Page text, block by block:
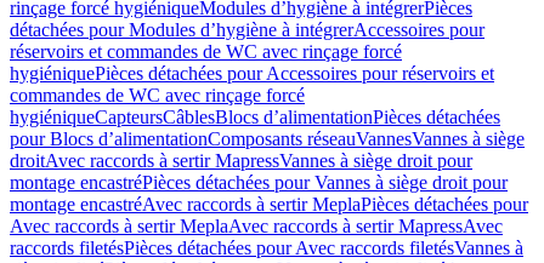
rinçage forcé hygiéniqueModules d’hygiène à intégrerPièces
détachées pour Modules d’hygiène à intégrerAccessoires pour
réservoirs et commandes de WC avec rinçage forcé
hygiéniquePièces détachées pour Accessoires pour réservoirs et
commandes de WC avec rinçage forcé
hygiéniqueCapteursCâblesBlocs d’alimentationPièces détachées
pour Blocs d’alimentationComposants réseauVannesVannes à siège
droitAvec raccords à sertir MapressVannes à siège droit pour
montage encastréPièces détachées pour Vannes à siège droit pour
montage encastréAvec raccords à sertir MeplaPièces détachées pour
Avec raccords à sertir MeplaAvec raccords à sertir MapressAvec
raccords filetésPièces détachées pour Avec raccords filetésVannes à